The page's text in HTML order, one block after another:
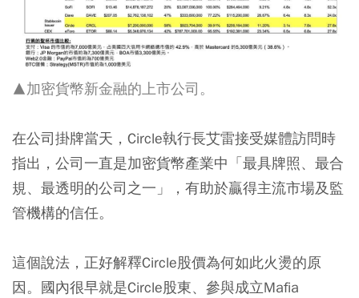
▲加密貨幣新金融的上市公司。
在公司掛牌當天，Circle執行長艾雷接受媒體訪問時
指出，公司一直是加密貨幣產業中「最具牌照、最合
規、最透明的公司之一」，有助於贏得主流市場及監
管機構的信任。
這個說法，正好解釋Circle股價為何如此火燙的原
因。國內很早就是Circle股東、參與成立Mafia